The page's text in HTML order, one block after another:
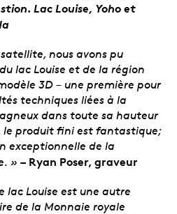
Lac Louise, Yoho et
nous avons pu
lac Louise et de la région
3D – une première pour
techniques liées à la
dans toute sa hauteur
le produit fini est fantastique;
exceptionnelle de la
» – Ryan Poser, graveur
lac Louise est une autre
de la Monnaie royale